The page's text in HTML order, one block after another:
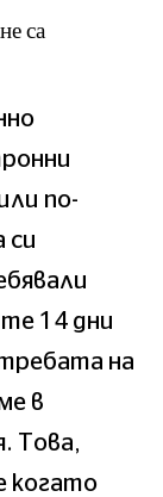
са
по-
си
14 дни
на
в
Това,
когато